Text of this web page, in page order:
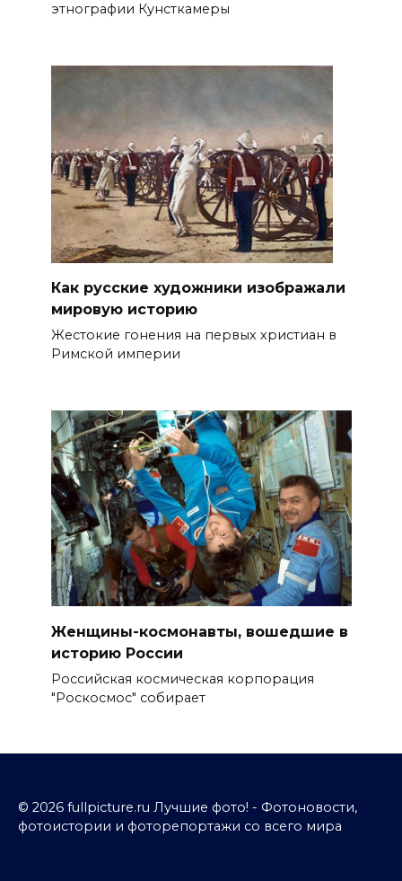
этнографии Кунсткамеры
Как русские художники изображали
мировую историю
Жестокие гонения на первых христиан в
Римской империи
Женщины-космонавты, вошедшие в
историю России
Российская космическая корпорация
"Роскосмос" собирает
© 2026 fullpicture.ru Лучшие фото! - Фотоновости,
фотоистории и фоторепортажи со всего мира